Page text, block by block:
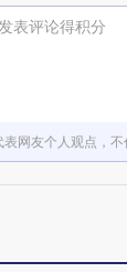
表评论得积分
表网友个人观点，